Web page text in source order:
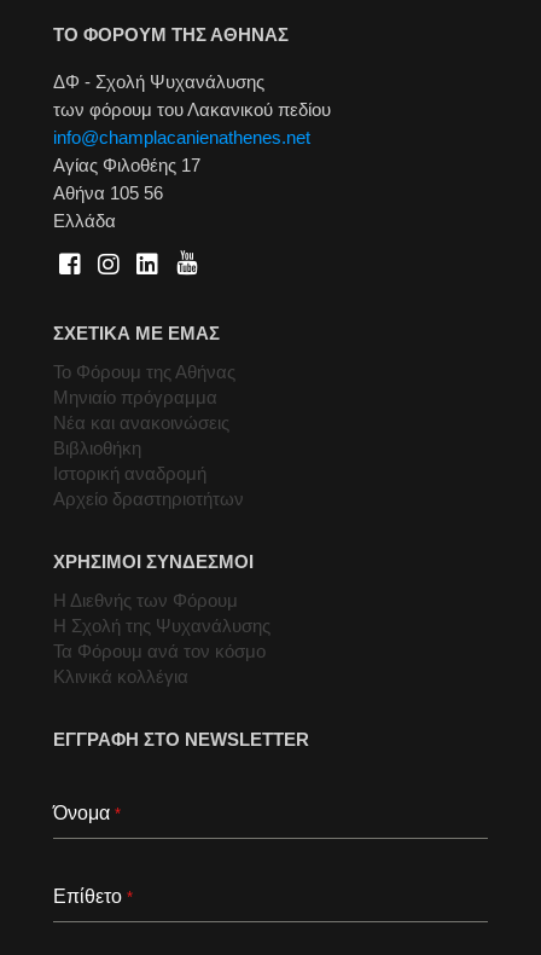
ΤΟ ΦΟΡΟΥΜ ΤΗΣ ΑΘΗΝΑΣ
ΔΦ - Σχολή Ψυχανάλυσης
των φόρουμ του Λακανικού πεδίου
info@champlacanienathenes.net
Αγίας Φιλοθέης 17
Αθήνα 105 56
Ελλάδα
ΣΧΕΤΙΚΑ ΜΕ ΕΜΑΣ
Το Φόρουμ της Αθήνας
Μηνιαίο πρόγραμμα
Νέα και ανακοινώσεις
Βιβλιοθήκη
Ιστορική αναδρομή
Αρχείο δραστηριοτήτων
ΧΡΗΣΙΜΟΙ ΣΥΝΔΕΣΜΟΙ
Η Διεθνής των Φόρουμ
Η Σχολή της Ψυχανάλυσης
Τα Φόρουμ ανά τον κόσμο
Κλινικά κολλέγια
ΕΓΓΡΑΦΗ ΣΤΟ NEWSLETTER
Όνομα *
Επίθετο *